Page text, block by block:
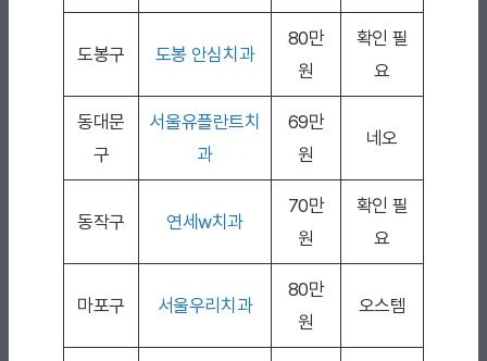
도봉구 도봉 안심치과
80만
원
확인 필
요
동대문
구
서울유플란트치
과
69만
원
네오
동작구 연세w치과
70만
원
확인 필
요
마포구 서울우리치과
80만
원
오스템